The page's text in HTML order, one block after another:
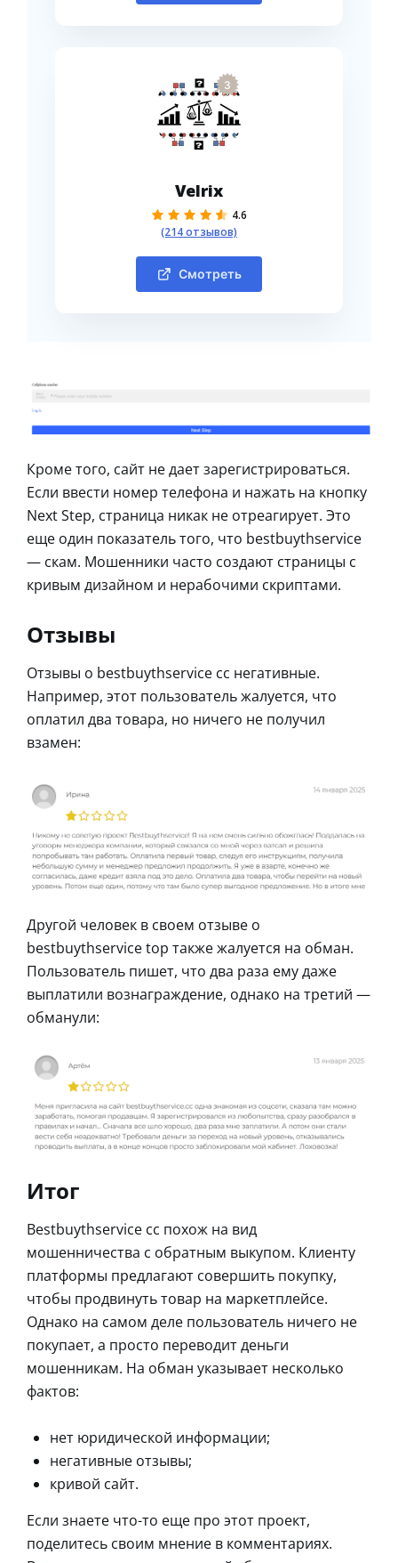
3
Velrix
4.6
(214 отзывов)
Смотреть
Кроме того, сайт не дает зарегистрироваться.
Если ввести номер телефона и нажать на кнопку
Next Step, страница никак не отреагирует. Это
еще один показатель того, что bestbuythservice
— скам. Мошенники часто создают страницы с
кривым дизайном и нерабочими скриптами.
Отзывы
Отзывы о bestbuythservice cc негативные.
Например, этот пользователь жалуется, что
оплатил два товара, но ничего не получил
взамен:
Другой человек в своем отзыве о
bestbuythservice top также жалуется на обман.
Пользователь пишет, что два раза ему даже
выплатили вознаграждение, однако на третий —
обманули:
Итог
Bestbuythservice cc похож на вид
мошенничества с обратным выкупом. Клиенту
платформы предлагают совершить покупку,
чтобы продвинуть товар на маркетплейсе.
Однако на самом деле пользователь ничего не
покупает, а просто переводит деньги
мошенникам. На обман указывает несколько
фактов:
нет юридической информации;
негативные отзывы;
кривой сайт.
Если знаете что-то еще про этот проект,
поделитесь своим мнение в комментариях.